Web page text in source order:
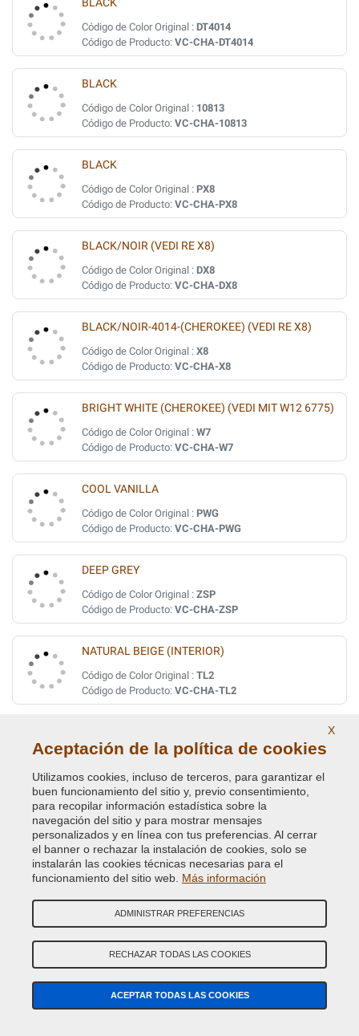
BLACK
Código de Color Original : DT4014
Código de Producto: VC-CHA-DT4014
BLACK
Código de Color Original : 10813
Código de Producto: VC-CHA-10813
BLACK
Código de Color Original : PX8
Código de Producto: VC-CHA-PX8
BLACK/NOIR (VEDI RE X8)
Código de Color Original : DX8
Código de Producto: VC-CHA-DX8
BLACK/NOIR-4014-(CHEROKEE) (VEDI RE X8)
Código de Color Original : X8
Código de Producto: VC-CHA-X8
BRIGHT WHITE (CHEROKEE) (VEDI MIT W12 6775)
Código de Color Original : W7
Código de Producto: VC-CHA-W7
COOL VANILLA
Código de Color Original : PWG
Código de Producto: VC-CHA-PWG
DEEP GREY
Código de Color Original : ZSP
Código de Producto: VC-CHA-ZSP
NATURAL BEIGE (INTERIOR)
Código de Color Original : TL2
Código de Producto: VC-CHA-TL2
Código de Color Original :AC10812
Código de Producto: VC-CHA-AC10812
RADIANT FIRE RED
Código de Color Original :AC10987
Código de Producto:VC-CHA-AC10987
Código de Color Original : PRB
Código de Color Original :PYH
X
Aceptación de la política de cookies
Utilizamos cookies, incluso de terceros, para garantizar el
buen funcionamiento del sitio y, previo consentimiento,
para recopilar información estadística sobre la
navegación del sitio y para mostrar mensajes
personalizados y en línea con tus preferencias. Al cerrar
el banner o rechazar la instalación de cookies, solo se
instalarán las cookies técnicas necesarias para el
funcionamiento del sitio web. Más información
ADMINISTRAR PREFERENCIAS
RECHAZAR TODAS LAS COOKIES
ACEPTAR TODAS LAS COOKIES